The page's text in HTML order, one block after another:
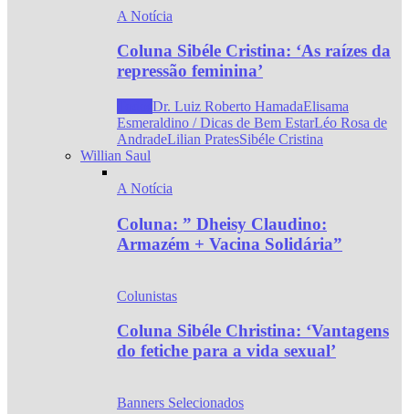
A Notícia
Coluna Sibéle Cristina: ‘As raízes da
repressão feminina’
Dr. Luiz Roberto HamadaElisama
Esmeraldino / Dicas de Bem EstarLéo Rosa de
AndradeLilian PratesSibéle Cristina
Willian Saul
A Notícia
Coluna: ” Dheisy Claudino:
Armazém + Vacina Solidária”
Colunistas
Coluna Sibéle Christina: ‘Vantagens
do fetiche para a vida sexual’
Banners Selecionados